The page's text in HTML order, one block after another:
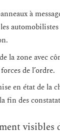
à
la zone avec
de l’ordre.
en état de la
fin des
visibles